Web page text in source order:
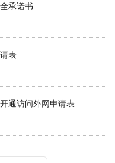
承诺书
表
通访问外网申请表